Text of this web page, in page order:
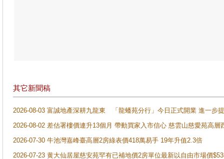
其它新聞稿
2026-08-03 富誠地產深耕九龍東 「龍蟠苑分行」今日正式開業 進一步
2026-08-02 差估署樓價連升13個月 帶動買家入市信心 慈雲山慈愛苑高層
2026-07-30 牛池灣嘉峰臺高層2房綠表價418萬易手 19年升值2.3倍
2026-07-23 黄大仙居屋慈安苑罕有已補地價2房單位最新以自由市場價